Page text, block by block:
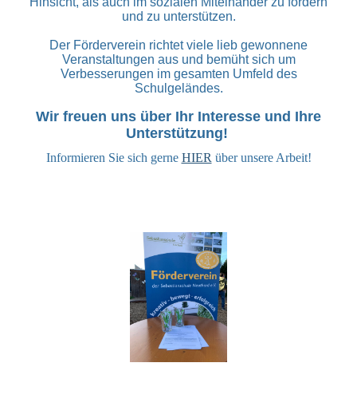
und zu unterstützen.
Der Förderverein richtet viele lieb gewonnene
Veranstaltungen aus und bemüht sich um
Verbesserungen im gesamten Umfeld des
Schulgeländes.
Wir freuen uns über Ihr Interesse und Ihre
Unterstützung!
Informieren Sie sich gerne HIER über unsere Arbeit!